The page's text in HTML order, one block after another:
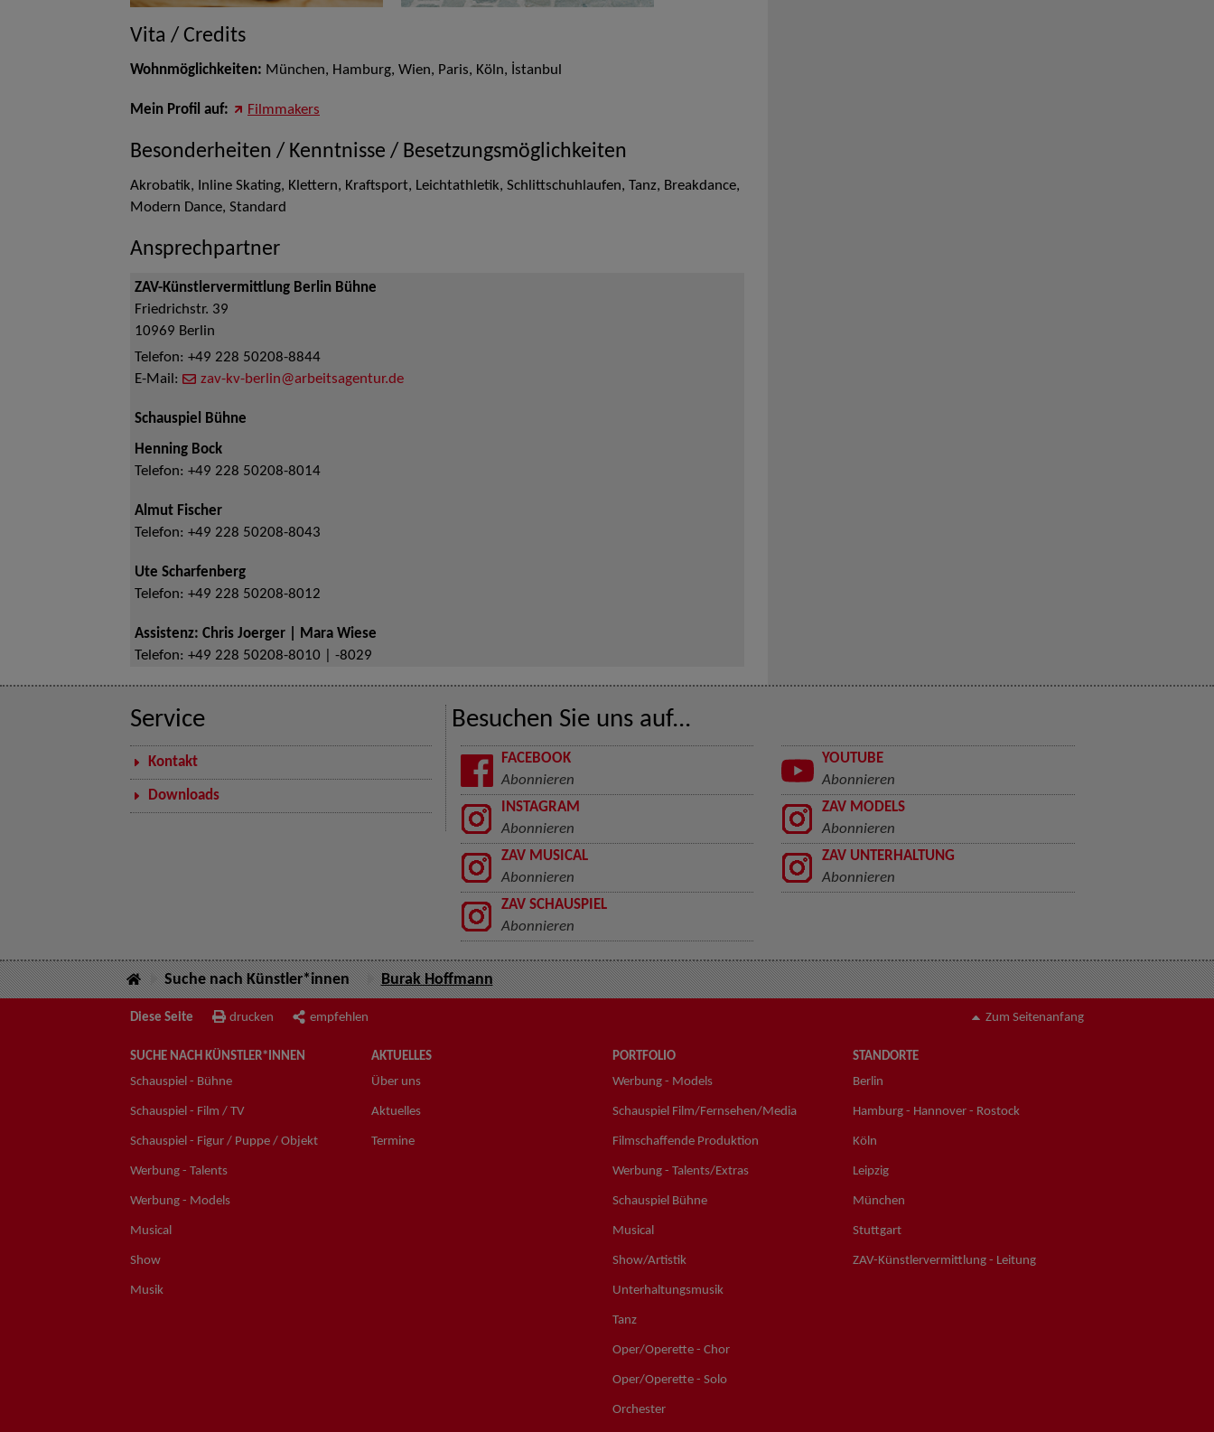
Vita / Credits
Wohnmöglichkeiten: München, Hamburg, Wien, Paris, Köln, İstanbul
Mein Profil auf: Filmmakers
Besonderheiten / Kenntnisse / Besetzungsmöglichkeiten
Akrobatik, Inline Skating, Klettern, Kraftsport, Leichtathletik, Schlittschuhlaufen, Tanz, Breakdance,
Modern Dance, Standard
Ansprechpartner
ZAV-Künstlervermittlung Berlin Bühne
Friedrichstr. 39
10969 Berlin
Telefon: +49 228 50208-8844
E-Mail:
zav-kv-berlin@arbeitsagentur.de
Schauspiel Bühne
Henning Bock
Telefon: +49 228 50208-8014
Almut Fischer
Telefon: +49 228 50208-8043
Ute Scharfenberg
Telefon: +49 228 50208-8012
Assistenz: Chris Joerger | Mara Wiese
Telefon: +49 228 50208-8010 | -8029
Service
Kontakt
Downloads
Besuchen Sie uns auf...
FACEBOOK
Abonnieren
YOUTUBE
Abonnieren
INSTAGRAM
Abonnieren
ZAV MODELS
Abonnieren
ZAV MUSICAL
Abonnieren
ZAV UNTERHALTUNG
Abonnieren
ZAV SCHAUSPIEL
Abonnieren
Suche nach Künstler*innen Burak Hoffmann
Diese Seite drucken empfehlen Zum Seitenanfang
SUCHE NACH KÜNSTLER*INNEN
Schauspiel - Bühne
Schauspiel - Film / TV
Schauspiel - Figur / Puppe / Objekt
Werbung - Talents
Werbung - Models
Musical
Show
Musik
AKTUELLES
Über uns
Aktuelles
Termine
PORTFOLIO
Werbung - Models
Schauspiel Film/Fernsehen/Media
Filmschaffende Produktion
Werbung - Talents/Extras
Schauspiel Bühne
Musical
Show/Artistik
Unterhaltungsmusik
Tanz
Oper/Operette - Chor
Oper/Operette - Solo
Orchester
STANDORTE
Berlin
Hamburg - Hannover - Rostock
Köln
Leipzig
München
Stuttgart
ZAV-Künstlervermittlung - Leitung